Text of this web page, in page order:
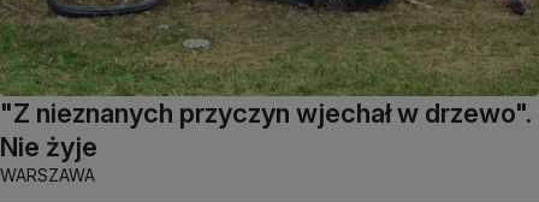
"Z nieznanych przyczyn wjechał w drzewo".
Nie żyje
WARSZAWA